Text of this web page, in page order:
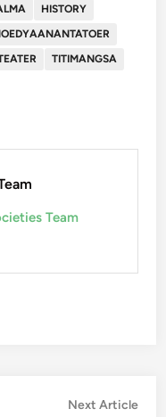
HISTORY
TITIMANGSA
Team
Next Article